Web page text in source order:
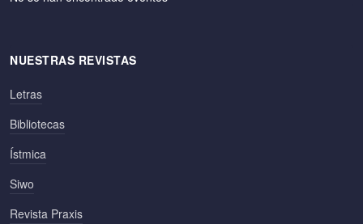
NUESTRAS REVISTAS
Letras
Bibliotecas
Ístmica
Siwo
Revista Praxis